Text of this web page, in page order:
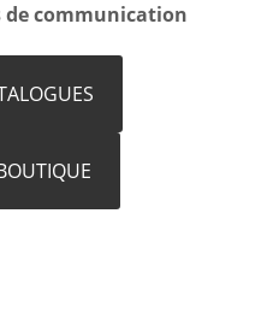
de communication